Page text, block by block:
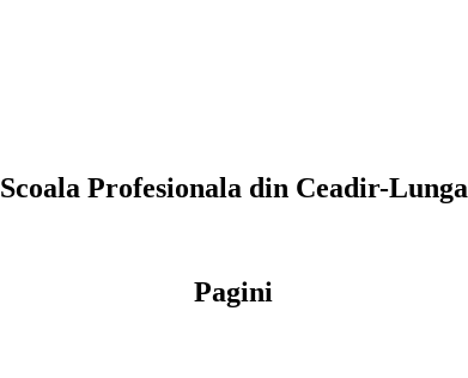
Scoala Profesionala din Ceadir-Lunga
Pagini